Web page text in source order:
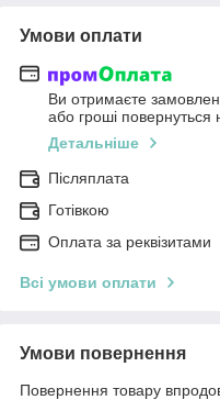
Умови оплати
Ви отримаєте
або гроші повернуться
Детальніше
Післяплата
Готівкою
Оплата за реквізитами
Всі умови оплати
Умови повернення
Повернення товару